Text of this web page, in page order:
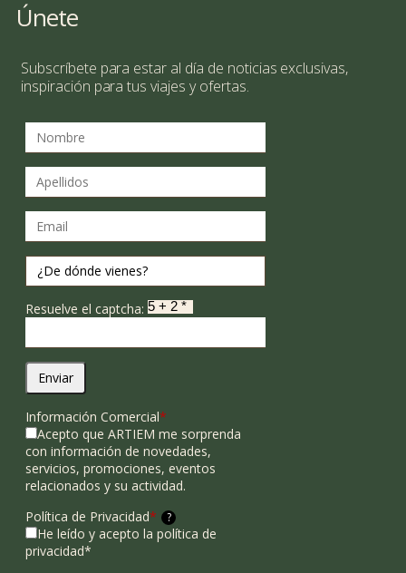
Únete
Subscríbete para estar al día de noticias exclusivas,
inspiración para tus viajes y ofertas.
Resuelve el captcha:
Enviar
Información Comercial*
Acepto que ARTIEM me sorprenda
con información de novedades,
servicios, promociones, eventos
relacionados y su actividad.
Política de Privacidad* ?
He leído y acepto la política de
privacidad*